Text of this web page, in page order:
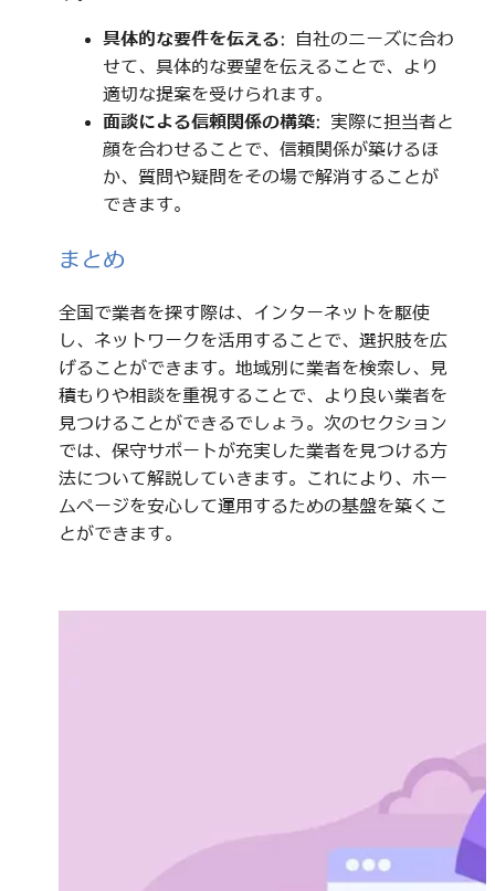
具体的な要件を伝える: 自社のニーズに合わ
せて、具体的な要望を伝えることで、より
適切な提案を受けられます。
面談による信頼関係の構築: 実際に担当者と
顔を合わせることで、信頼関係が築けるほ
か、質問や疑問をその場で解消することが
できます。
まとめ
全国で業者を探す際は、インターネットを駆使
し、ネットワークを活用することで、選択肢を広
げることができます。地域別に業者を検索し、見
積もりや相談を重視することで、より良い業者を
見つけることができるでしょう。次のセクション
では、保守サポートが充実した業者を見つける方
法について解説していきます。これにより、ホー
ムページを安心して運用するための基盤を築くこ
とができます。